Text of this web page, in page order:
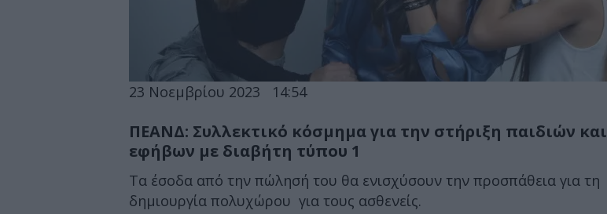
23 Νοεμβρίου 2023 14:54
ΠΕΑΝΔ: Συλλεκτικό κόσμημα για την στήριξη παιδιών και
εφήβων με διαβήτη τύπου 1
Τα έσοδα από την πώλησή του θα ενισχύσουν την προσπάθεια για τη
δημιουργία πολυχώρου για τους ασθενείς.